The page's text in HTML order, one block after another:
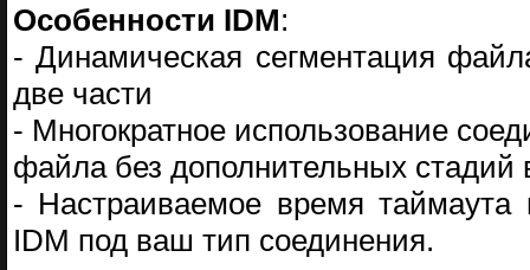
Особенности IDM:
- Динамическая сегментация
две части
- Многократное использование
файла без дополнительных стадий
- Настраиваемое время таймаута
IDM под ваш тип соединения.